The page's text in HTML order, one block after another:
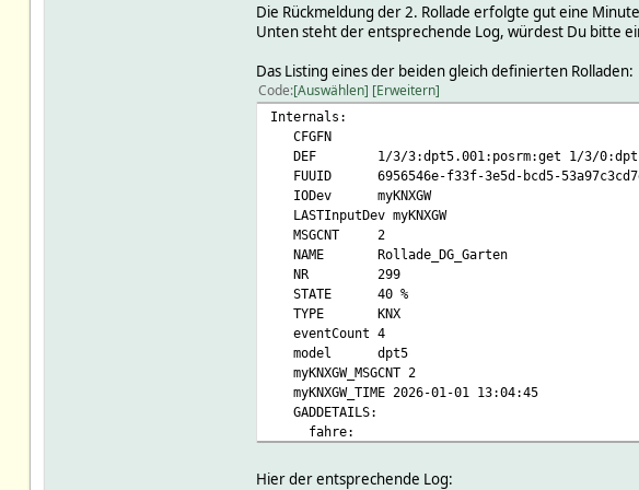
Die Rückmeldung der 2. Rollade erfolgte gut eine
Unten steht der entsprechende Log, würdest Du bitte
Das Listing eines der beiden gleich definierten Rolladen:
Code Auswählen Erweitern
Internals:
CFGFN
DEF 1/3/3:dpt5.001:posrm:get 1/3/
FUUID 6956546e-f33f-3e5d-bcd5-
IODev myKNXGW
LASTInputDev myKNXGW
MSGCNT 2
NAME Rollade_DG_Garten
NR 299
STATE 40 %
TYPE KNX
eventCount 4
model dpt5
myKNXGW_MSGCNT 2
myKNXGW_TIME 2026-01-01 13:04:45
GADDETAILS:
fahre:
MODEL dpt1.008
Hier der entsprechende Log: